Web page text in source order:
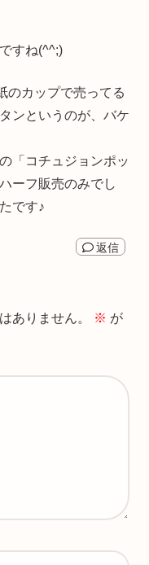
すね(^^;)
のカップで売ってる
ンというのが、バケ
「コチュジョンポッ
ーフ販売のみでし
です♪
返信
ありません。 ※ が